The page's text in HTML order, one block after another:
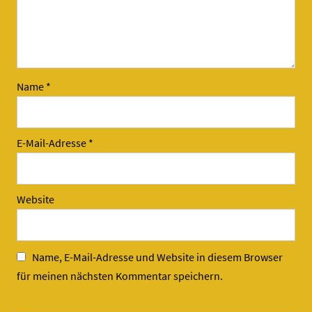
Name *
E-Mail-Adresse *
Website
Name, E-Mail-Adresse und Website in diesem Browser
für meinen nächsten Kommentar speichern.